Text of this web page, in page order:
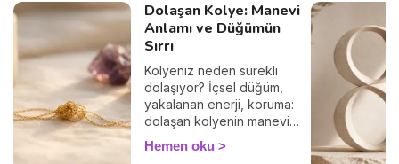
Dolaşan Kolye: Manevi
Anlamı ve Düğümün
Sırrı
Kolyeniz neden sürekli
dolaşıyor? İçsel düğüm,
yakalanan enerji, koruma:
dolaşan kolyenin manevi
anlamını ve nazikçe
çözmenin yolunu keşfedin.
Hemen oku